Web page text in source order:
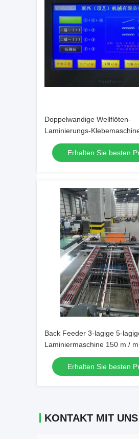
Doppelwandige Wellflöten-
Laminierungs-
1650
Erhalten Sie besten
Back Feeder 3-lagige 5-
Laminiermaschine 150 m /
Steuerung
Erhalten Sie besten
KONTAKT MIT UNS